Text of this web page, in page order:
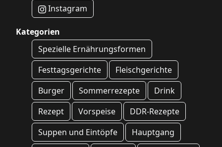
Instagram
Kategorien
Spezielle Ernährungsformen
Festtagsgerichte
Fleischgerichte
Burger
Sommerrezepte
Drink
Rezept
Vorspeise
DDR-Rezepte
Suppen und Eintöpfe
Hauptgang